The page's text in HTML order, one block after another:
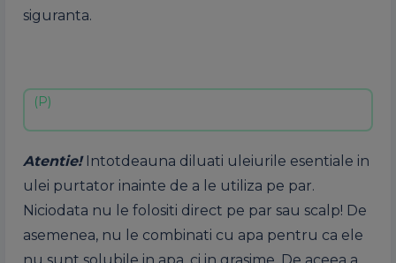
siguranta.
Atentie!Intotdeauna diluati uleiurile esentiale in
ulei purtator inainte de a le utiliza pe par.
Niciodata nu le folositi direct pe par sau scalp! De
asemenea, nu le combinati cu apa pentru ca ele